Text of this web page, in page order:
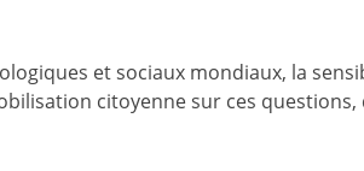
et sociaux mondiaux, la
citoyenne sur ces